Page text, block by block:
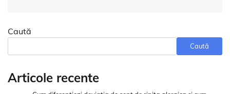
Caută
Caută
Articole recente